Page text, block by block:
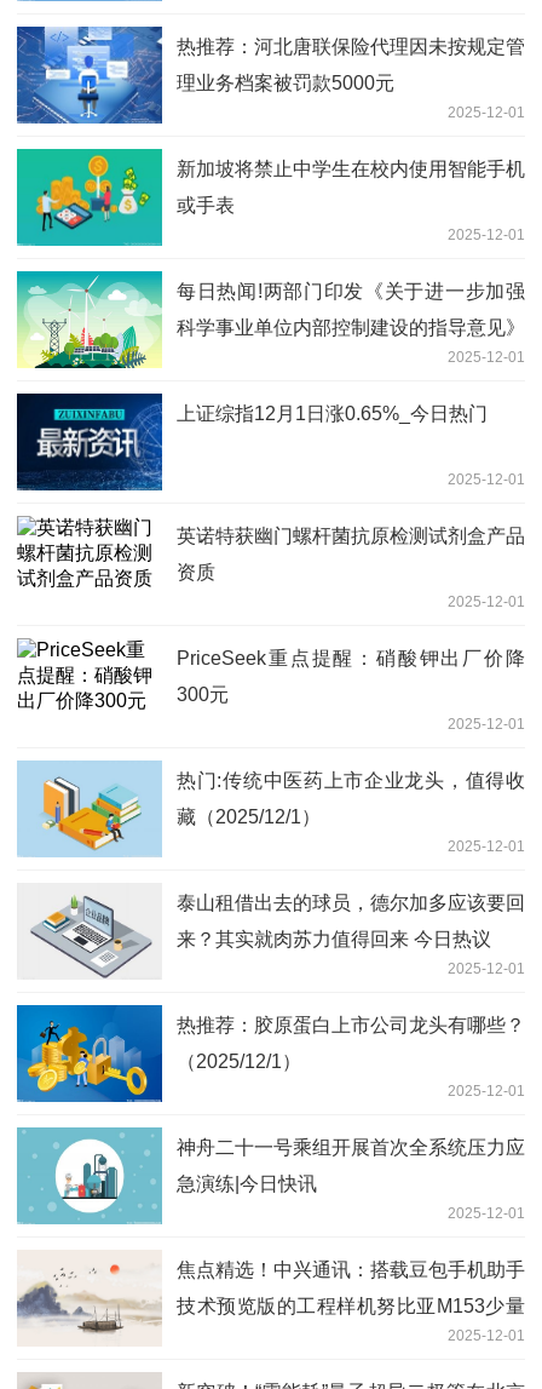
热推荐：河北唐联保险代理因未按规定管
理业务档案被罚款5000元
2025-12-01
新加坡将禁止中学生在校内使用智能手机
或手表
2025-12-01
每日热闻!两部门印发《关于进一步加强
科学事业单位内部控制建设的指导意见》
2025-12-01
上证综指12月1日涨0.65%_今日热门
2025-12-01
英诺特获幽门螺杆菌抗原检测试剂盒产品
资质
2025-12-01
PriceSeek重点提醒：硝酸钾出厂价降
300元
2025-12-01
热门:传统中医药上市企业龙头，值得收
藏（2025/12/1）
2025-12-01
泰山租借出去的球员，德尔加多应该要回
来？其实就肉苏力值得回来 今日热议
2025-12-01
热推荐：胶原蛋白上市公司龙头有哪些？
（2025/12/1）
2025-12-01
神舟二十一号乘组开展首次全系统压力应
急演练|今日快讯
2025-12-01
焦点精选！中兴通讯：搭载豆包手机助手
技术预览版的工程样机努比亚M153少量
2025-12-01